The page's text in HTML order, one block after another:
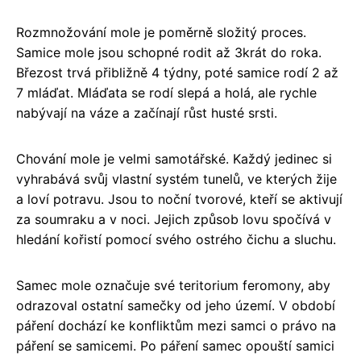
Rozmnožování mole je poměrně složitý proces.
Samice mole jsou schopné rodit až 3krát do roka.
Březost trvá přibližně 4 týdny, poté samice rodí 2 až
7 mláďat. Mláďata se rodí slepá a holá, ale rychle
nabývají na váze a začínají růst husté srsti.
Chování mole je velmi samotářské. Každý jedinec si
vyhrabává svůj vlastní systém tunelů, ve kterých žije
a loví potravu. Jsou to noční tvorové, kteří se aktivují
za soumraku a v noci. Jejich způsob lovu spočívá v
hledání kořistí pomocí svého ostrého čichu a sluchu.
Samec mole označuje své teritorium feromony, aby
odrazoval ostatní samečky od jeho území. V období
páření dochází ke konfliktům mezi samci o právo na
páření se samicemi. Po páření samec opouští samici